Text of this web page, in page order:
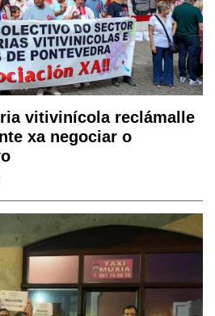
vitivinícola reclámalle
xa negociar o